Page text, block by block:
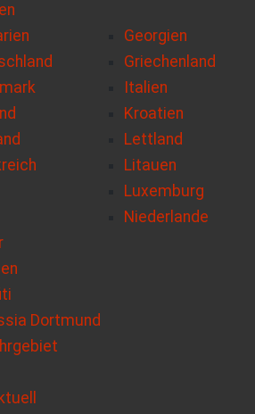
Georgien
Griechenland
Italien
Kroatien
Lettland
Litauen
Luxemburg
Niederlande
Dortmund